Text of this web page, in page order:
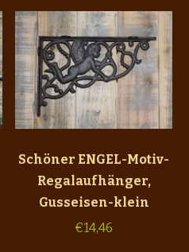
Schöner ENGEL-Motiv-
Regalaufhänger,
Gusseisen-klein
€14,46